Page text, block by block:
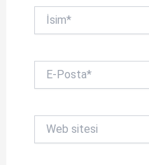
İsim*
Posta*
sitesi